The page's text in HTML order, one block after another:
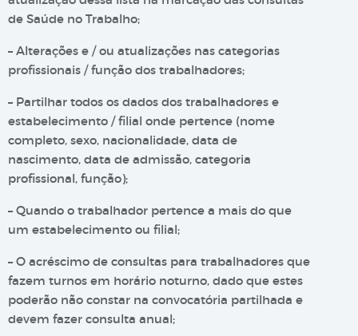
de Saúde no Trabalho;
– Alterações e / ou atualizações nas categorias
profissionais / função dos trabalhadores;
– Partilhar todos os dados dos trabalhadores e
estabelecimento / filial onde pertence (nome
completo, sexo, nacionalidade, data de
nascimento, data de admissão, categoria
profissional, função);
– Quando o trabalhador pertence a mais do que
um estabelecimento ou filial;
– O acréscimo de consultas para trabalhadores que
fazem turnos em horário noturno, dado que estes
poderão não constar na convocatória partilhada e
devem fazer consulta anual;